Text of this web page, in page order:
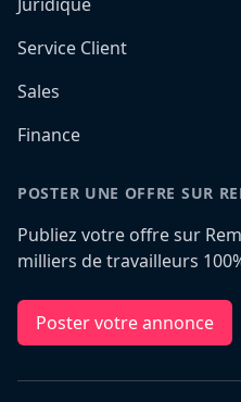
Service Client
Sales
Finance
POSTER UNE OFFRE SUR
Publiez votre offre sur
milliers de travailleurs
Poster votre annonce